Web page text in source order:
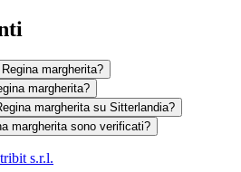
margherita?
margherita?
margherita su Sitterlandia?
margherita sono verificati?
tribit s.r.l.